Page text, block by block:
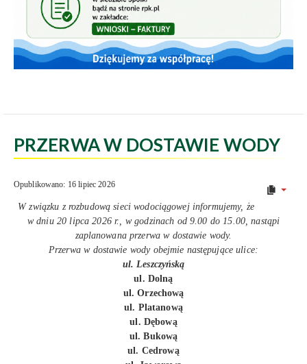
PRZERWA W DOSTAWIE WODY
Opublikowano: 16 lipiec 2026
W związku z rozbudową sieci wodociągowej informujemy, że
w dniu 20 lipca 2026 r., w godzinach od 9.00 do 15.00, nastąpi
zaplanowana przerwa w dostawie wody.
Przerwa w dostawie wody obejmie następujące ulice:
ul. Leszczyńską
ul. Dolną
ul. Orzechową
ul. Platanową
ul. Dębową
ul. Bukową
ul. Cedrową